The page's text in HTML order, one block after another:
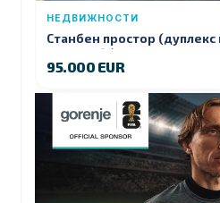
НЕДВИЖНОСТИ
Станбен простор (дуплекс
продажба) – Ул. Стојан
Куманово
95.000 EUR